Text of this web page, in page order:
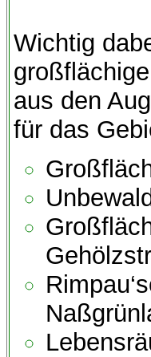
Wichtig
aus den
für das